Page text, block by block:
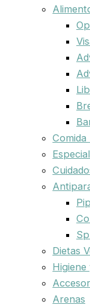
Comida
Dietas
Higiene
Arenas